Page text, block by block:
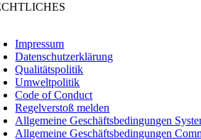
Impressum
Datenschutzerklärung
Qualitätspolitik
Umweltpolitik
Code of Conduct
Regelverstoß melden
Allgemeine Geschäftsbedingungen
Allgemeine Geschäftsbedingungen